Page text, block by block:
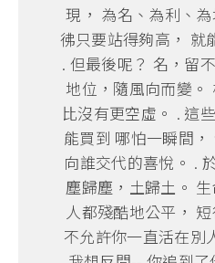
現， 為名、為利、
彿只要站得夠高， 就
. 但最後呢？ 名，留
地位，隨風向而變。
比沒有更空虛。 . 這
能買到 哪怕一瞬間
向誰交代的喜悅。 .
塵歸塵，土歸土。
人都殘酷地公平，
不允許你一直活在別